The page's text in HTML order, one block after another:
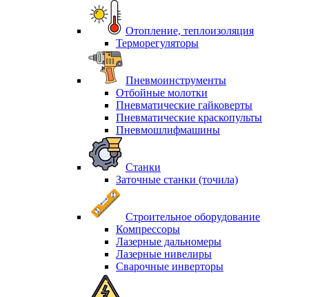
Отопление, теплоизоляция
Терморегуляторы
Пневмоинструменты
Отбойные молотки
Пневматические гайковерты
Пневматические краскопульты
Пневмошлифмашины
Станки
Заточные станки (точила)
Строительное оборудование
Компрессоры
Лазерные дальномеры
Лазерные нивелиры
Сварочные инверторы